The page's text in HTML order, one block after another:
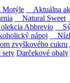
Motýle Aktuálna
Natural Sweet
Abbrevio
nápoj
zvyškového cukru
sety Darčekové obaly